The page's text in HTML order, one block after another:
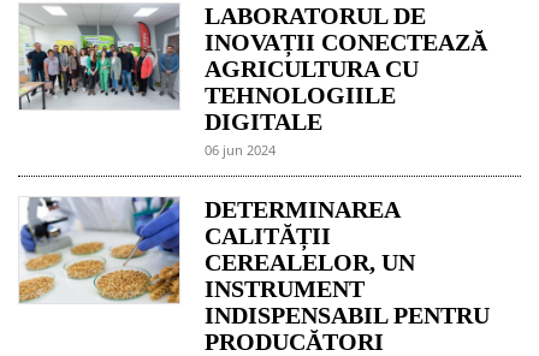
LABORATORUL DE
INOVAȚII CONECTEAZĂ
AGRICULTURA CU
TEHNOLOGIILE
DIGITALE
06 jun 2024
DETERMINAREA
CALITĂȚII
CEREALELOR, UN
INSTRUMENT
INDISPENSABIL PENTRU
PRODUCĂTORI